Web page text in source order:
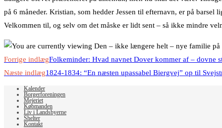
på 6 måneder. Kristian, som hedder Jessen til efternavn, er på
Velkommen til, og selv om det måske er lidt sent – så ikke mindre
Read
more
articles
Forrige indlægFolkeminder: Hvad navnet Dover kommer af – dovne
Næste indlæg1824-1834: “En næsten upassabel Biergvej” op til
Kalender
Borgerforeningen
Mejeriet
Købmanden
Liv i Landsbyerne
Shelter
Kontakt